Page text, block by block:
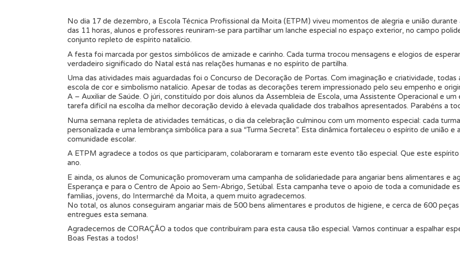
No dia 17 de dezembro, a Escola Técnica Profissional da Moita (ETPM) viveu momentos de alegria e união
das 11 horas, alunos e professores reuniram-se para partilhar um lanche especial no espaço exterior, no campo
conjunto repleto de espírito natalício.
A festa foi marcada por gestos simbólicos de amizade e carinho. Cada turma trocou mensagens e elogios de
verdadeiro significado do Natal está nas relações humanas e no espírito de partilha.
Uma das atividades mais aguardadas foi o Concurso de Decoração de Portas. Com imaginação e criatividade,
escola de cor e simbolismo natalício. Apesar de todas as decorações terem impressionado pelo seu empenho e
A – Auxiliar de Saúde. O júri, constituído por dois alunos da Assembleia de Escola, uma Assistente Operacional e
tarefa difícil na escolha da melhor decoração devido à elevada qualidade dos trabalhos apresentados. Parabéns a
Numa semana repleta de atividades temáticas, o dia da celebração culminou com um momento especial: cada
personalizada e uma lembrança simbólica para a sua “Turma Secreta”. Esta dinâmica fortaleceu o espírito de união
comunidade escolar.
A ETPM agradece a todos os que participaram, colaboraram e tornaram este evento tão especial. Que este
ano.
E ainda, os alunos de Comunicação promoveram uma campanha de solidariedade para angariar bens alimentares e
Esperança e para o Centro de Apoio ao Sem-Abrigo, Setúbal. Esta campanha teve o apoio de toda a comunidade
famílias, jovens, do Intermarché da Moita, a quem muito agradecemos.
No total, os alunos conseguiram angariar mais de 500 bens alimentares e produtos de higiene, e cerca de 600
entregues esta semana.
Agradecemos de CORAÇÃO a todos que contribuíram para esta causa tão especial. Vamos continuar a espalhar
Boas Festas a todos!